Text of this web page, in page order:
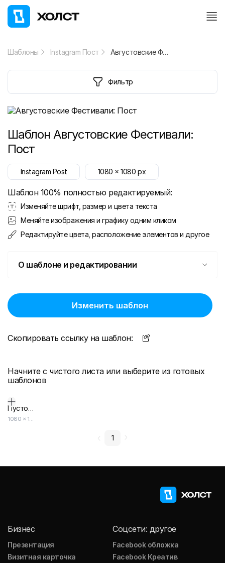
Шаблоны Instagram Пост Августовские Фестивали: Пост
Фильтр
Шаблон Августовские Фестивали:
Пост
Instagram Post 1080 x1080 px
Шаблон 100% полностью редактируемый:
Изменяйте шрифт, размер и цвета текста
Меняйте изображения и графику одним кликом
Редактируйте цвета, расположение элементов и другое
О шаблоне и редактировании
Изменить шаблон
Скопировать ссылку на шаблон:
Начните с чистого листа или выберите из готовых
шаблонов
Пустой дизайн-макет
1080 × 1080
1
Бизнес
Презентация
Визитная карточка
Соцсети: другое
Facebook обложка
Facebook Креатив